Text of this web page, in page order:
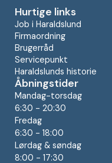
Hurtige links
Job i Haraldslund
Firmaordning
Brugerråd
Servicepunkt
Haraldslunds historie
Åbningstider
Mandag-torsdag
6:30 - 20:30
Fredag
6:30 - 18:00
Lørdag & søndag
8:00 - 17:30